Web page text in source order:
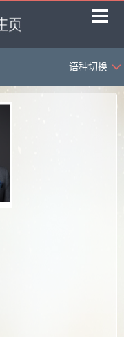
首页
语种切换